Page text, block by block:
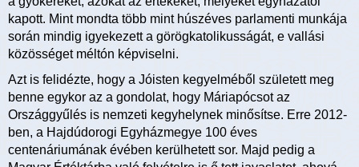
kapott. Mint mondta több mint húszéves parlamenti munkája
során mindig igyekezett a görögkatolikusságát, e vallási
közösséget méltón képviselni.
Azt is felidézte, hogy a Jóisten kegyelméből született meg
benne egykor az a gondolat, hogy Máriapócsot az
Országgyűlés is nemzeti kegyhelynek minősítse. Erre 2012-
ben, a Hajdúdorogi Egyházmegye 100 éves
centenáriumának évében kerülhetett sor. Majd pedig a